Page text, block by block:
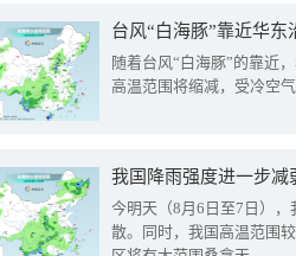
台风“白海豚”靠近华
随着台风“白海豚”的靠近
高温范围将缩减，受冷空
今明天（8月6日至7日）
散。同时，我国高温范围